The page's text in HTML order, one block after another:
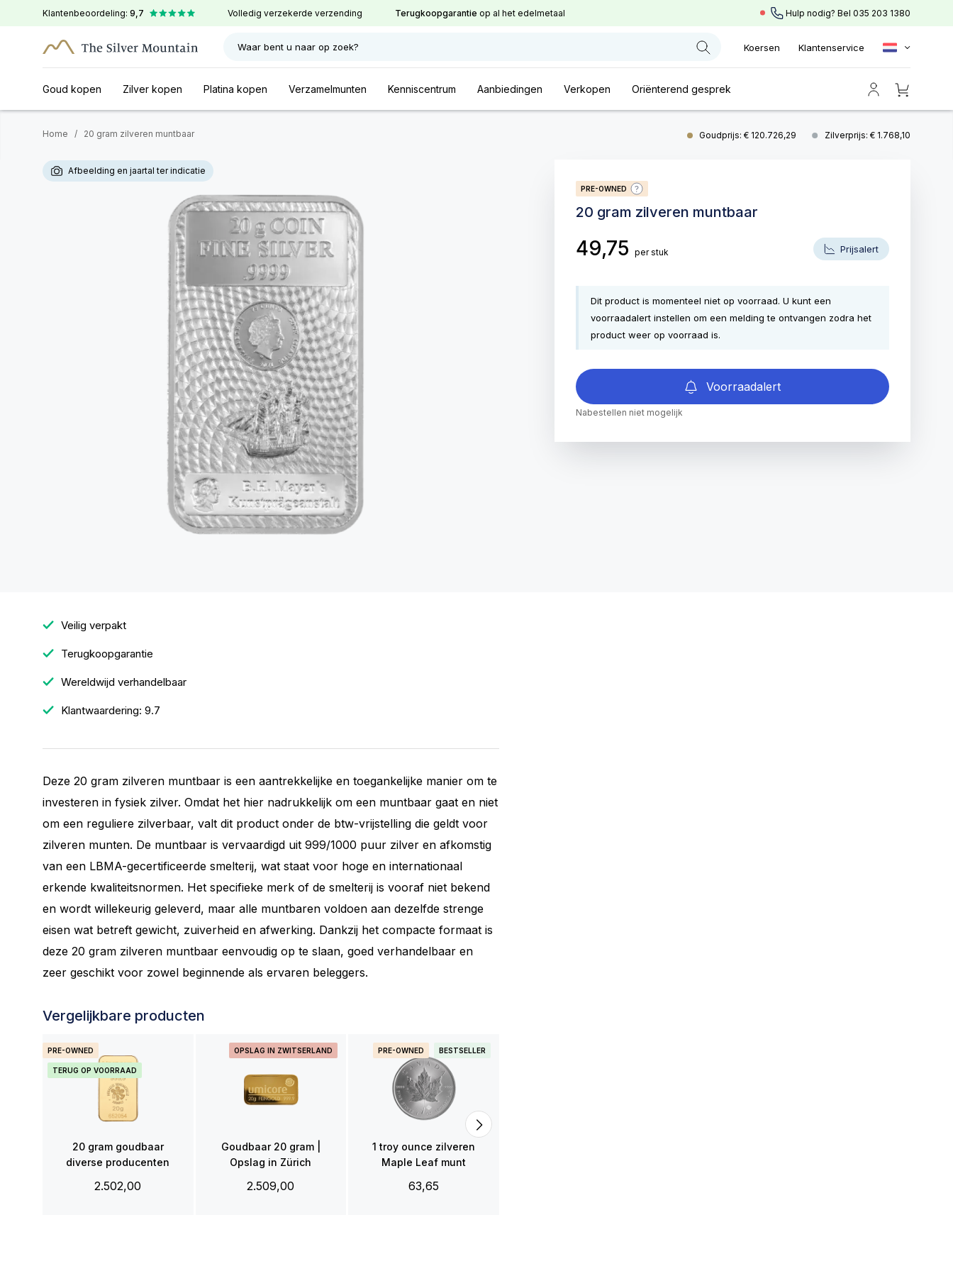
Klantenbeoordeling: 9,7 Volledig verzekerde verzending Terugkoopgarantie op al het edelmetaal Hulp nodig? Bel 035 203 1380
Waar bent u naar op zoek? Koersen Klantenservice
Goud kopen Zilver kopen Platina kopen Verzamelmunten Kenniscentrum Aanbiedingen Verkopen Oriënterend gesprek
Home / 20 gram zilveren muntbaar Goudprijs: € 120.726,29 Zilverprijs: € 1.768,10
PRE-OWNED
20 gram zilveren muntbaar
49,75 per stuk Prijsalert
Dit product is momenteel niet op voorraad. U kunt een
voorraadalert instellen om een melding te ontvangen zodra het
product weer op voorraad is.
Voorraadalert
Nabestellen niet mogelijk
Afbeelding en jaartal ter indicatie
Veilig verpakt
Terugkoopgarantie
Wereldwijd verhandelbaar
Klantwaardering: 9.7
Deze 20 gram zilveren muntbaar is een aantrekkelijke en toegankelijke manier om te
investeren in fysiek zilver. Omdat het hier nadrukkelijk om een muntbaar gaat en niet
om een reguliere zilverbaar, valt dit product onder de btw-vrijstelling die geldt voor
zilveren munten. De muntbaar is vervaardigd uit 999/1000 puur zilver en afkomstig
van een LBMA-gecertificeerde smelterij, wat staat voor hoge en internationaal
erkende kwaliteitsnormen. Het specifieke merk of de smelterij is vooraf niet bekend
en wordt willekeurig geleverd, maar alle muntbaren voldoen aan dezelfde strenge
eisen wat betreft gewicht, zuiverheid en afwerking. Dankzij het compacte formaat is
deze 20 gram zilveren muntbaar eenvoudig op te slaan, goed verhandelbaar en
zeer geschikt voor zowel beginnende als ervaren beleggers.
Vergelijkbare producten
PRE-OWNED
TERUG OP VOORRAAD
20 gram goudbaar
diverse producenten
2.502,00
OPSLAG IN ZWITSERLAND
Goudbaar 20 gram |
Opslag in Zürich
2.509,00
PRE-OWNED BESTSELLER
1 troy ounce zilveren
Maple Leaf munt
63,65